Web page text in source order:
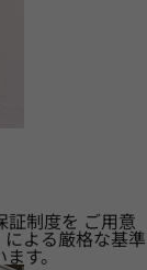
制度を ご用意
よる厳格な基準
す。